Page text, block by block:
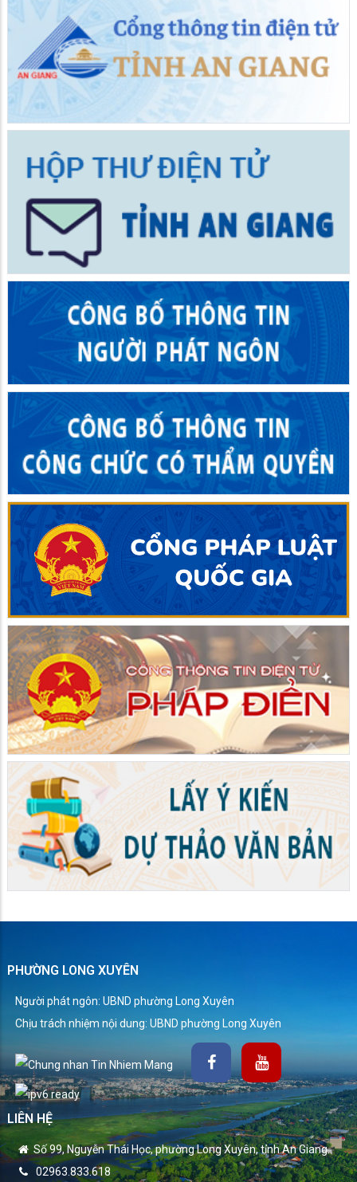
PHƯỜNG LONG XUYÊN
Người phát ngôn: UBND phường Long Xuyên
Chịu trách nhiệm nội dung: UBND phường Long Xuyên
LIÊN HỆ
Số 99, Nguyễn Thái Học, phường Long Xuyên, tỉnh An Giang.
02963.833.618